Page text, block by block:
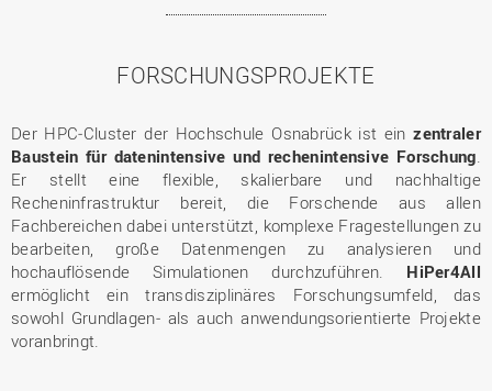
FORSCHUNGSPROJEKTE
Der HPC‑Cluster der Hochschule Osnabrück ist einzentraler
Baustein für datenintensive und rechenintensive Forschung
Er stellt eine flexible, skalierbare und nachhaltige
Recheninfrastruktur bereit, die Forschende aus allen
Fachbereichen dabei unterstützt, komplexe Fragestellungen zu
bearbeiten, große Datenmengen zu analysieren und
hochauflösende Simulationen durchzuführen. HiPer4All
ermöglicht ein transdisziplinäres Forschungsumfeld, das
sowohl Grundlagen‑ als auch anwendungsorientierte Projekte
voranbringt.